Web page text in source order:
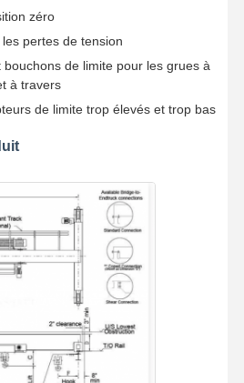
zéro
pertes de tension
de limite pour les grues à
à travers
de limite trop élevés et trop bas